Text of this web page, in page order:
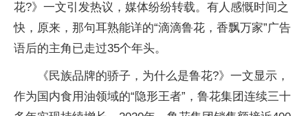
花?》一文引发热议，媒体纷纷转载。有人感慨时间之
快，原来，那句耳熟能详的“滴滴鲁花，香飘万家”广告
语后的主角已走过35个年头。
《民族品牌的骄子，为什么是鲁花?》一文显示，
作为国内食用油领域的“隐形王者”，鲁花集团连续三十